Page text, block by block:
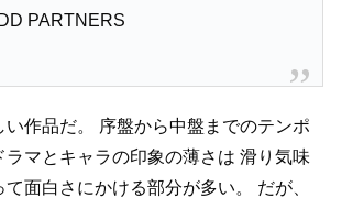
PARTNERS
作品だ。
序盤から中盤までのテンポ
ラマとキャラの印象の薄さは 滑り気味
面白さにかける部分が多い。
だが、